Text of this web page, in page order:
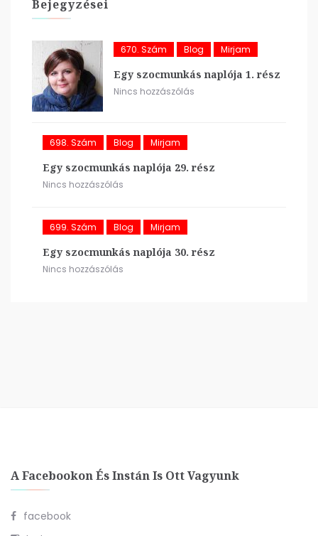
Bejegyzései
670. Szám Blog Mirjam
Egy szocmunkás naplója 1. rész
Nincs hozzászólás
698. Szám Blog Mirjam
Egy szocmunkás naplója 29. rész
Nincs hozzászólás
699. Szám Blog Mirjam
Egy szocmunkás naplója 30. rész
Nincs hozzászólás
A Facebookon És Instán Is Ott Vagyunk
facebook